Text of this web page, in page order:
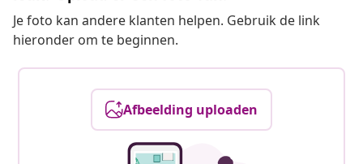
Je foto kan andere klanten helpen. Gebruik de link
hieronder om te beginnen.
Afbeelding uploaden